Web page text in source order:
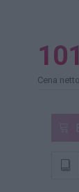
Cena